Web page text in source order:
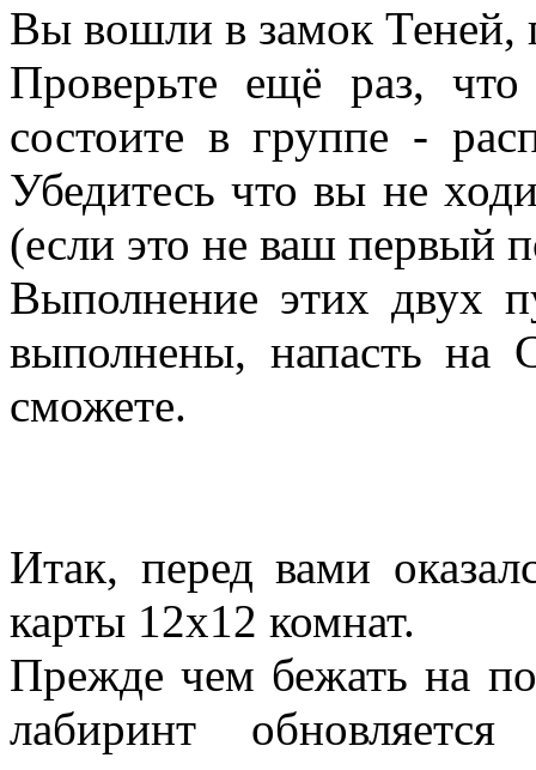
Вы вошли в замок Теней,
Проверьте ещё раз,
состоите в группе -
Убедитесь что вы не
(если это не ваш первый
Выполнение этих двух
выполнены, напасть
сможете.
Итак, перед вами
карты 12х12 комнат.
Прежде чем бежать на
лабиринт